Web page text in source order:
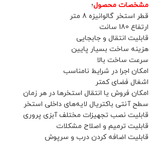
مشخصات محصول؛
قطر استخر گالوانیزه 8 متر
ارتفاع 180 سانت
قابلیت انتقال و جابجایی
هزینه ساخت بسیار پایین
سرعت ساخت بالا
امکان اجرا در شرایط نامناسب
اشغال فضای کمتر
امکان فروش یا انتقال استخرها در هر زمان
سطح آنتی باکتریال لایه‌های داخلی استخر
قابلیت نصب تجهیزات مختلف آبزی پروری
قابلیت ترمیم و اصلاح مشکلات
قابلیت اضافه کردن درب و سرپوش